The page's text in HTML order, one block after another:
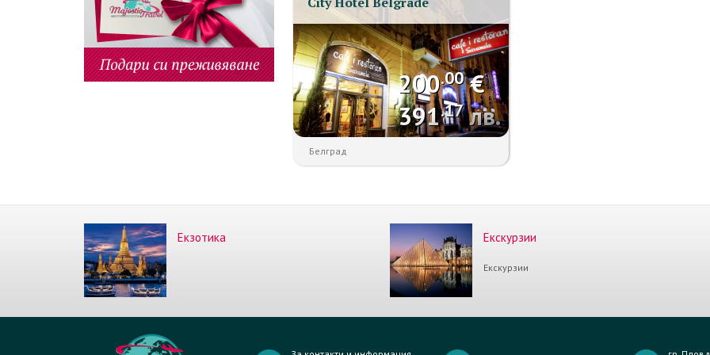
200.00€
391.17лв.
Белград
Екзотика Екскурзии
Екскурзии